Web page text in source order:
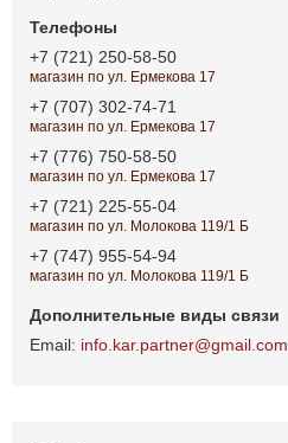
+7 (721) 250-58-50
магазин по ул. Ермекова 17
+7 (707) 302-74-71
магазин по ул. Ермекова 17
+7 (776) 750-58-50
магазин по ул. Ермекова 17
+7 (721) 225-55-04
магазин по ул. Молокова 119/1 Б
+7 (747) 955-54-94
магазин по ул. Молокова 119/1 Б
info.kar.partner@gmail.com